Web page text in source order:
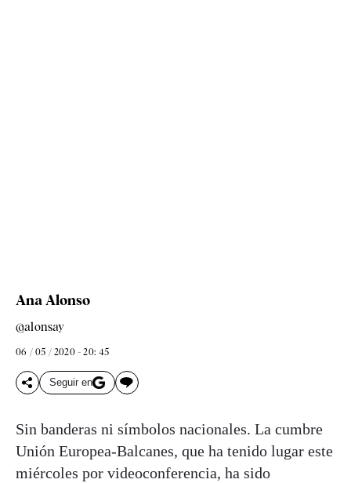
Ana Alonso
@alonsay
06 / 05 / 2020 - 20: 45
Seguir en
Sin banderas ni símbolos nacionales. La cumbre
Unión Europea-Balcanes, que ha tenido lugar este
miércoles por videoconferencia, ha sido